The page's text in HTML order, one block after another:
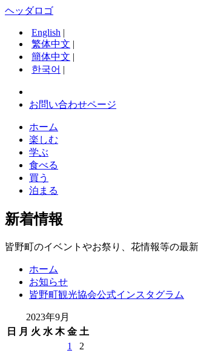
ヘッダロゴ
English |
繁体中文 |
簡体中文 |
한국어 |
お問い合わせページ
ホーム
楽しむ
学ぶ
食べる
買う
泊まる
新着情報
皆野町のイベントやお祭り、花情報等の最
ホーム
お知らせ
皆野町観光協会公式インスタグラム
2023年9月
日
月 火 水 木 金 土
1
2